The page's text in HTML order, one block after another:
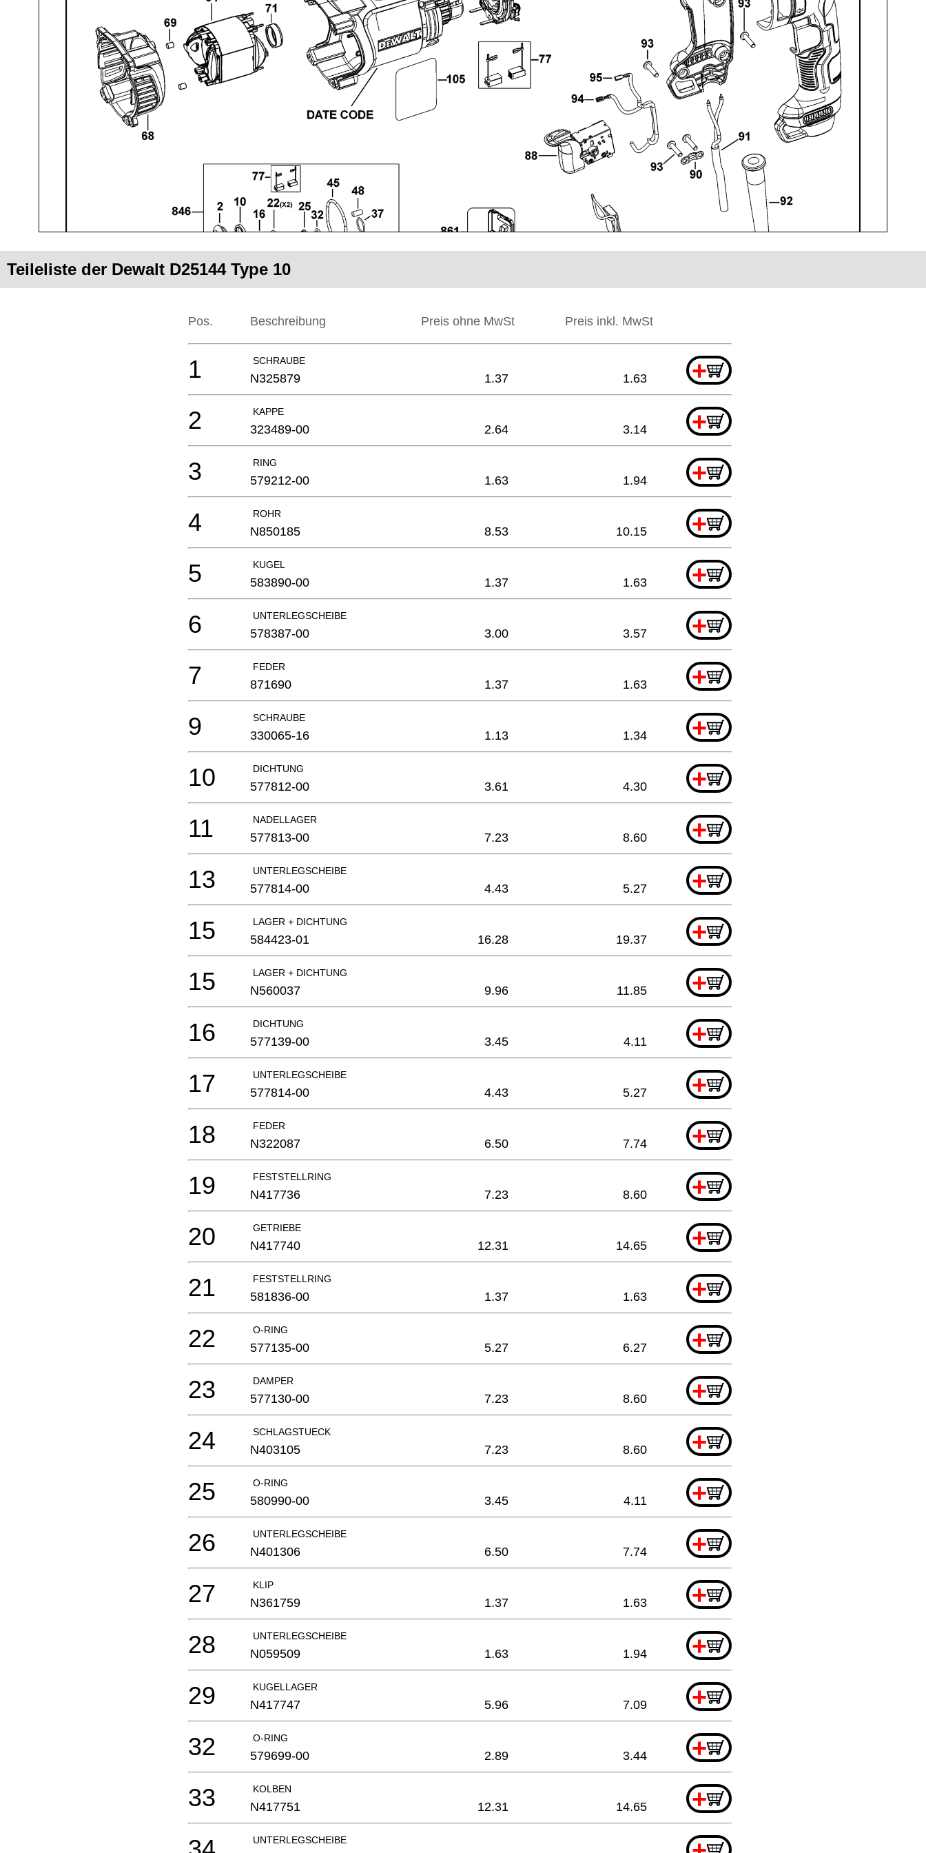
Teileliste der Dewalt D25144 Type 10
Pos. Beschreibung Preis ohne MwSt Preis inkl. MwSt
SCHRAUBE +
1 N325879 1.37 1.63
KAPPE +
2 323489-00 2.64 3.14
RING +
3 579212-00 1.63 1.94
ROHR +
4 N850185 8.53 10.15
KUGEL +
5 583890-00 1.37 1.63
UNTERLEGSCHEIBE +
6 578387-00 3.00 3.57
FEDER +
7 871690 1.37 1.63
SCHRAUBE +
9 330065-16 1.13 1.34
DICHTUNG +
10 577812-00 3.61 4.30
NADELLAGER +
11 577813-00 7.23 8.60
UNTERLEGSCHEIBE +
13 577814-00 4.43 5.27
LAGER + DICHTUNG +
15 584423-01 16.28 19.37
LAGER + DICHTUNG +
15 N560037 9.96 11.85
DICHTUNG +
16 577139-00 3.45 4.11
UNTERLEGSCHEIBE +
17 577814-00 4.43 5.27
FEDER +
18 N322087 6.50 7.74
FESTSTELLRING +
19 N417736 7.23 8.60
GETRIEBE +
20 N417740 12.31 14.65
FESTSTELLRING +
21 581836-00 1.37 1.63
O-RING +
22 577135-00 5.27 6.27
DAMPER +
23 577130-00 7.23 8.60
SCHLAGSTUECK +
24 N403105 7.23 8.60
O-RING +
25 580990-00 3.45 4.11
UNTERLEGSCHEIBE +
26 N401306 6.50 7.74
KLIP +
27 N361759 1.37 1.63
UNTERLEGSCHEIBE +
28 N059509 1.63 1.94
KUGELLAGER +
29 N417747 5.96 7.09
O-RING +
32 579699-00 2.89 3.44
KOLBEN +
33 N417751 12.31 14.65
UNTERLEGSCHEIBE